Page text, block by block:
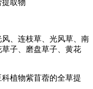
提取物
风、连枝草、光风草、南
子、磨盘草子、黄花
科植物紫苜蓿的全草提